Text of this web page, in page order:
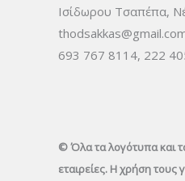
Ισίδωρου Τσαπέπα,
693 767 8114, 222
© Όλα τα λογότυπα και
εταιρείες. Η χρήση τους